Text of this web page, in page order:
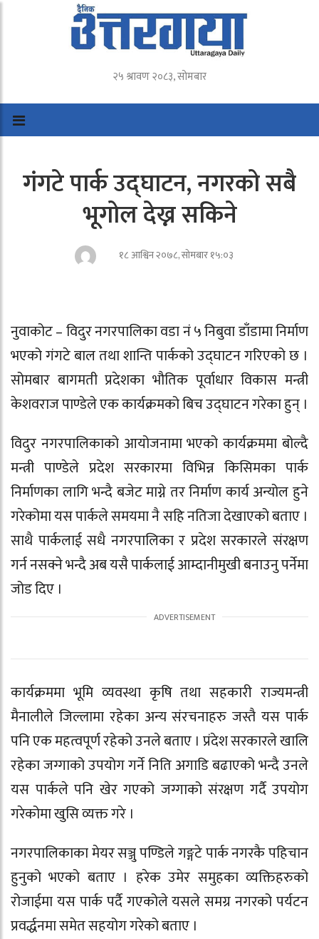
२५ श्रावण २०८३, सोमबार
गंगटे पार्क उद्घाटन, नगरको सबै
भूगोल देख्न सकिने
१८ आश्विन २०७८, सोमबार १५:०३
नुवाकोट – विदुर नगरपालिका वडा नं ५ निबुवा डाँडामा निर्माण
भएको गंगटे बाल तथा शान्ति पार्कको उद्घाटन गरिएको छ ।
सोमबार बागमती प्रदेशका भौतिक पूर्वाधार विकास मन्त्री
केशवराज पाण्डेले एक कार्यक्रमको बिच उद्घाटन गरेका हुन् ।
विदुर नगरपालिकाको आयोजनामा भएको कार्यक्रममा बोल्दै
मन्त्री पाण्डेले प्रदेश सरकारमा विभिन्न किसिमका पार्क
निर्माणका लागि भन्दै बजेट माग्ने तर निर्माण कार्य अन्योल हुने
गरेकोमा यस पार्कले समयमा नै सहि नतिजा देखाएको बताए ।
साथै पार्कलाई सधै नगरपालिका र प्रदेश सरकारले संरक्षण
गर्न नसक्ने भन्दै अब यसै पार्कलाई आम्दानीमुखी बनाउनु पर्नेमा
जोड दिए ।
कार्यक्रममा भूमि व्यवस्था कृषि तथा सहकारी राज्यमन्त्री
मैनालीले जिल्लामा रहेका अन्य संरचनाहरु जस्तै यस पार्क
पनि एक महत्वपूर्ण रहेको उनले बताए । प्रंदेश सरकारले खालि
रहेका जग्गाको उपयोग गर्ने निति अगाडि बढाएको भन्दै उनले
यस पार्कले पनि खेर गएको जग्गाको संरक्षण गर्दै उपयोग
गरेकोमा खुसि व्यक्त गरे ।
नगरपालिकाका मेयर सञ्जु पण्डिले गङ्गटे पार्क नगरकै पहिचान
हुनुको भएको बताए । हरेक उमेर समुहका व्यक्तिहरुको
रोजाईमा यस पार्क पर्दै गएकोले यसले समग्र नगरको पर्यटन
प्रवर्द्धनमा समेत सहयोग गरेको बताए ।